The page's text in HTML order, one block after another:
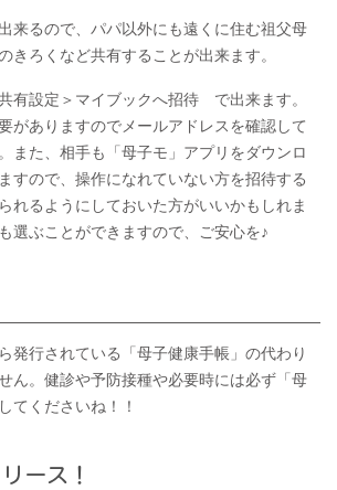
来るので、パパ以外にも遠くに住む祖父母
きろくなど共有することが出来ます。
有設定＞マイブックへ招待 で出来ます。
がありますのでメールアドレスを確認して
また、相手も「母子モ」アプリをダウンロ
すので、操作になれていない方を招待する
れるようにしておいた方がいいかもしれま
選ぶことができますので、ご安心を♪
発行されている「母子健康手帳」の代わり
ん。健診や予防接種や必要時には必ず「母
てくださいね！！
ース！